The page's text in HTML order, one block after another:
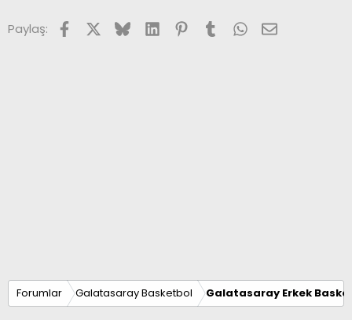
r
Paylaş: FacebookX (Twitter)
BlueskyLinkedInPinterest
TumblrWhatsApp
E-posta
Forumlar Galatasaray Basketbol Galatasaray Erkek